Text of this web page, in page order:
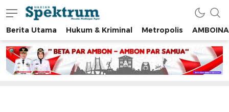
spektrumonline.com
Berita Utama Hukum & Kriminal Metropolis AMBOINA